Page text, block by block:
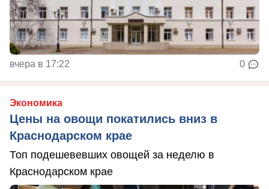
вчера в 17:22 0
Экономика
Цены на овощи покатились вниз в
Краснодарском крае
Топ подешевевших овощей за неделю в
Краснодарском крае